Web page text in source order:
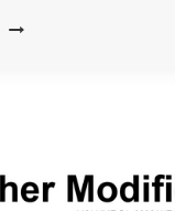
STUDIE
VACCINERING